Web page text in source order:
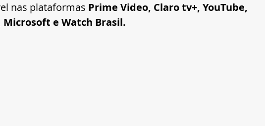
nas plataformas Prime Video, Claro tv+, YouTube,
Microsoft e Watch Brasil.